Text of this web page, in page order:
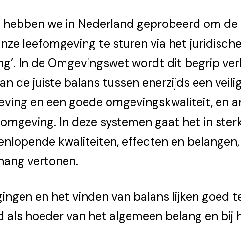
we in Nederland geprobeerd om de
leefomgeving te sturen via het
In de Omgevingswet wordt dit begrip
de juiste balans tussen enerzijds een
en een goede omgevings­kwaliteit, en
In deze systemen gaat het in
kwaliteiten, effecten en belangen,
vertonen.
en het vinden van balans lijken goed
als hoeder van het algemeen belang en bij